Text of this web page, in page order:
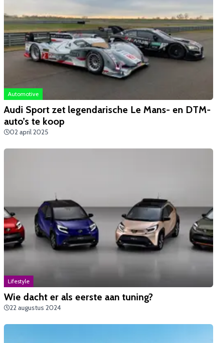
Automotive
Audi Sport zet legendarische Le Mans- en DTM-
auto’s te koop
02 april 2025
Lifestyle
Wie dacht er als eerste aan tuning?
22 augustus 2024